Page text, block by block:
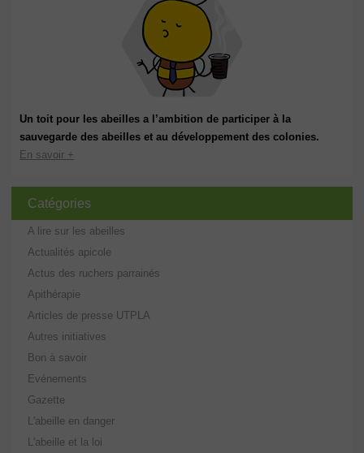
Un toit pour les abeilles a l’ambition de participer à la
sauvegarde des abeilles et au développement des colonies.
En savoir +
Catégories
A lire sur les abeilles
Actualités apicole
Actus des ruchers parrainés
Apithérapie
Articles de presse UTPLA
Autres initiatives
Bon à savoir
Evénements
Gazette
L'abeille en danger
L'abeille et la loi